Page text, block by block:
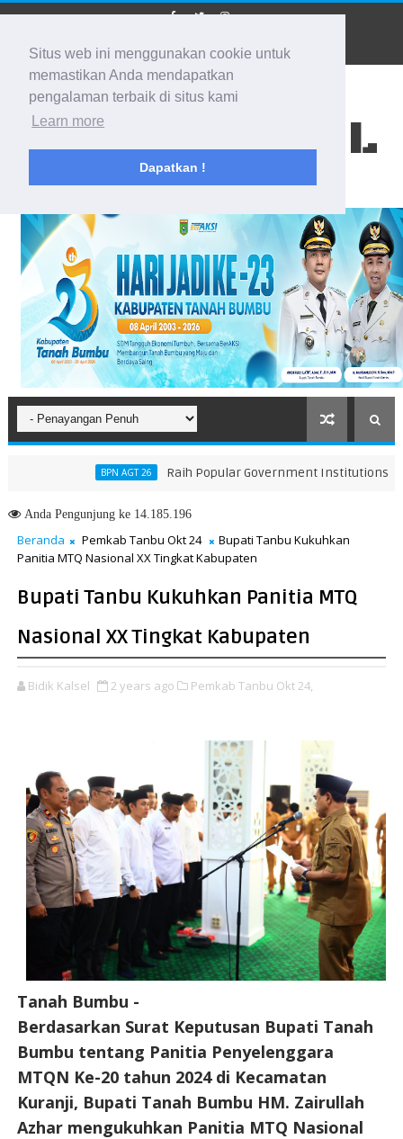
Situs web ini menggunakan cookie untuk
memastikan Anda mendapatkan
pengalaman terbaik di situs kami
Learn more
Dapatkan !
BIDIK KALSEL
Membidik Ke Segala Arah
BPN AGT 26 Raih Popular Government Institutions Award
AndaPengunjung ke 14.185.196
Beranda Pemkab Tanbu Okt 24
Bupati Tanbu Kukuhkan
Panitia MTQ Nasional XX Tingkat Kabupaten
Bupati Tanbu Kukuhkan Panitia MTQ
Nasional XX Tingkat Kabupaten
Bidik Kalsel 2 years ago Pemkab Tanbu Okt 24,
Tanah Bumbu -
Berdasarkan Surat Keputusan Bupati Tanah
Bumbu tentang Panitia Penyelenggara
MTQN Ke-20 tahun 2024 di Kecamatan
Kuranji, Bupati Tanah Bumbu HM. Zairullah
Azhar mengukuhkan Panitia MTQ Nasional